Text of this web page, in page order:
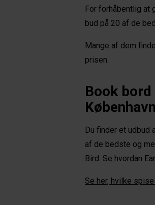
For forhåbentlig
bud på 20 af de
Mange af dem
prisen.
Book
Du finder et udbud
af de bedste og
Bird. Se hvordan
Se her, hvilke